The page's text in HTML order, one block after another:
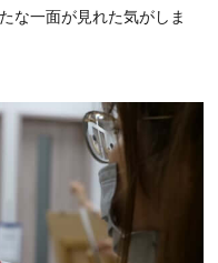
な一面が見れた気がしま